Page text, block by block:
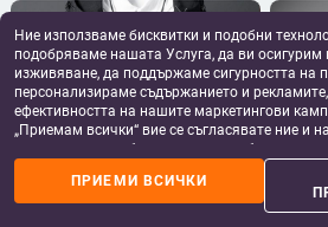
Ние използваме бисквитки и подобни
подобряваме нашата Услуга, да ви осигурим
изживяване, да поддържаме сигурността на
персонализираме съдържанието и
ефективността на нашите маркетингови
„Приемам всички“ вие се съгласявате ние и
да съхраняваме бисквитки и подобни
за рекламни и аналитични цели. Можете по
своите предпочитания, като натиснете
За повече информация, моля, вижте нашата
ПРИЕМИ ВСИЧКИ